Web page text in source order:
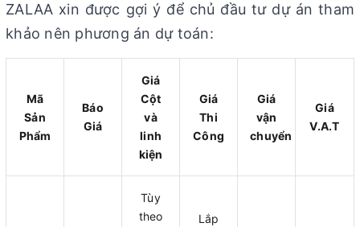
ZALAA xin được gợi ý để chủ đầu tư dự án tham
khảo nên phương án dự toán:
Mã
Sản
Phẩm
Báo
Giá
Giá
Cột
và
linh
kiện
Giá
Thi
Công
Giá
vận
chuyển
Giá
V.A.T
Tùy
theo
Lắp